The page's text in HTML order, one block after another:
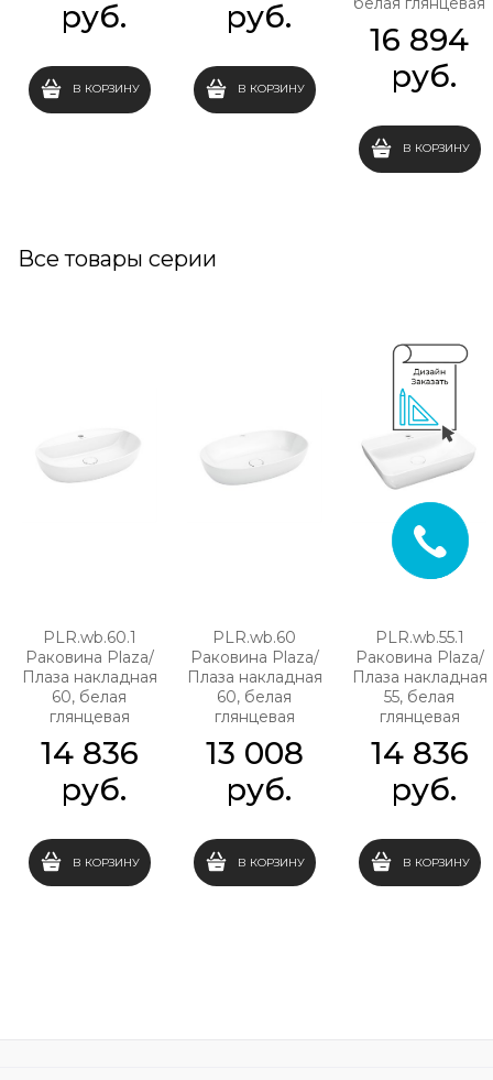
руб.
В КОРЗИНУ
руб.
В КОРЗИНУ
16 894
руб.
В КОРЗИНУ
Все товары серии
PLR.wb.60.1
Раковина Plaza/
Плаза накладная
60, белая
глянцевая
14 836
руб.
В КОРЗИНУ
PLR.wb.60
Раковина Plaza/
Плаза накладная
60, белая
глянцевая
13 008
руб.
В КОРЗИНУ
PLR.wb.55.1
Раковина Plaza/
Плаза накладная
55, белая
глянцевая
14 836
руб.
В КОРЗИНУ